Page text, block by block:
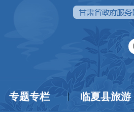
专题专栏 临夏县旅游